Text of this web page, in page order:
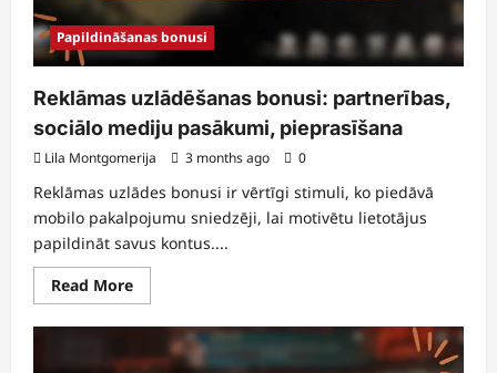
Papildināšanas bonusi
Reklāmas uzlādēšanas bonusi: partnerības,
sociālo mediju pasākumi, pieprasīšana
Lila Montgomerija 3 months ago 0
Reklāmas uzlādes bonusi ir vērtīgi stimuli, ko piedāvā
mobilo pakalpojumu sniedzēji, lai motivētu lietotājus
papildināt savus kontus....
Read MoreRead
more
Reklāmas
uzlādēšanas
bonusi: